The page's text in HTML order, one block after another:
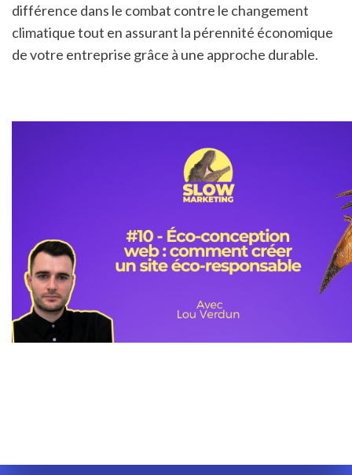
différence dans le combat contre le changement
climatique tout en assurant la pérennité économique
de votre entreprise grâce à une approche durable.